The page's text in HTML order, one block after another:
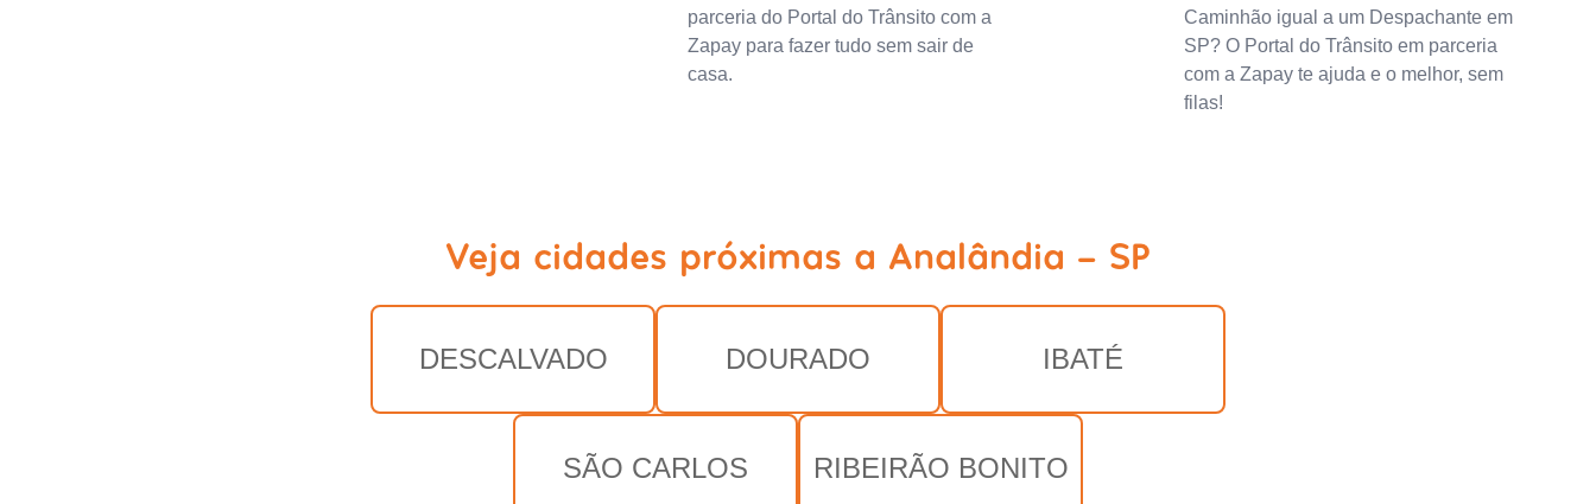
parceria do Portal do Trânsito com a
Zapay para fazer tudo sem sair de
casa.
Caminhão igual a um Despachante em
SP? O Portal do Trânsito em parceria
com a Zapay te ajuda e o melhor, sem
filas!
Veja cidades próximas a Analândia - SP
DESCALVADO DOURADO IBATÉ
SÃO CARLOS RIBEIRÃO BONITO